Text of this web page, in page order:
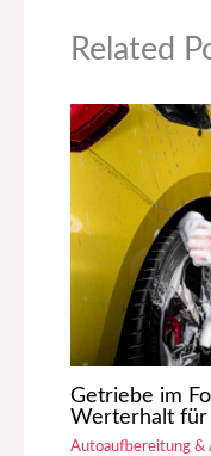
Related
Getriebe im
Werterhalt für
Autoaufbereitung &